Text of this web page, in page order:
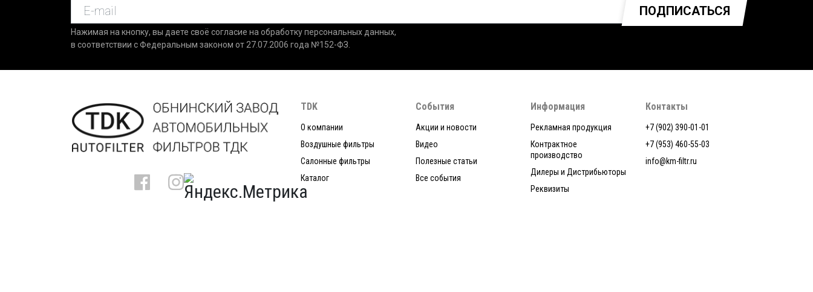
ПОДПИСАТЬСЯ
Нажимая на кнопку, вы даете своё согласие на обработку персональных данных,
в соответствии с Федеральным законом от 27.07.2006 года №152-ФЗ.
TDK
О компании
Воздушные фильтры
Салонные фильтры
Каталог
События
Акции и новости
Видео
Полезные статьи
Все события
Информация
Рекламная продукция
Контрактное
производство
Дилеры и Дистрибьюторы
Реквизиты
Контакты
+7 (902) 390-01-01
+7 (953) 460-55-03
info@km-filtr.ru